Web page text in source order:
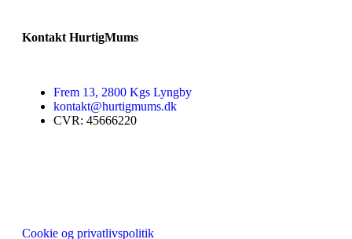
Kontakt HurtigMums
Frem 13, 2800 Kgs Lyngby
kontakt@hurtigmums.dk
CVR: 45666220
Cookie og privatlivspolitik